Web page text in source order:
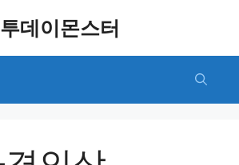
투데이몬스터